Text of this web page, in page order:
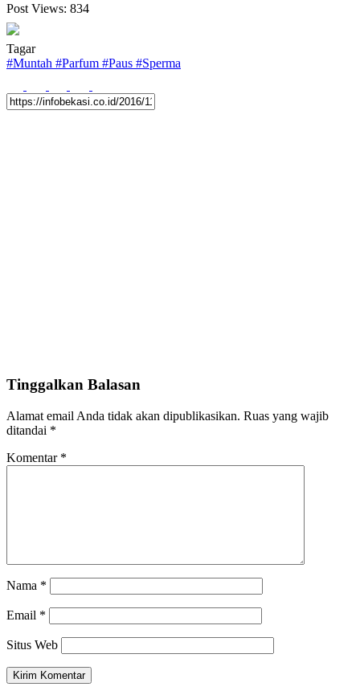
Post Views: 834
Tagar
#Muntah #Parfum #Paus #Sperma
Tinggalkan Balasan
Alamat email Anda tidak akan dipublikasikan. Ruas yang wajib
ditandai *
Komentar *
Nama *
Email *
Situs Web